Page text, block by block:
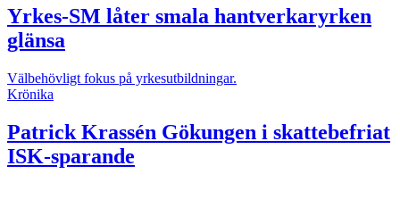
Yrkes-SM låter smala hantverkaryrken
glänsa
Välbehövligt fokus på yrkesutbildningar.
Krönika
Patrick Krassén Gökungen i skattebefriat
ISK-sparande